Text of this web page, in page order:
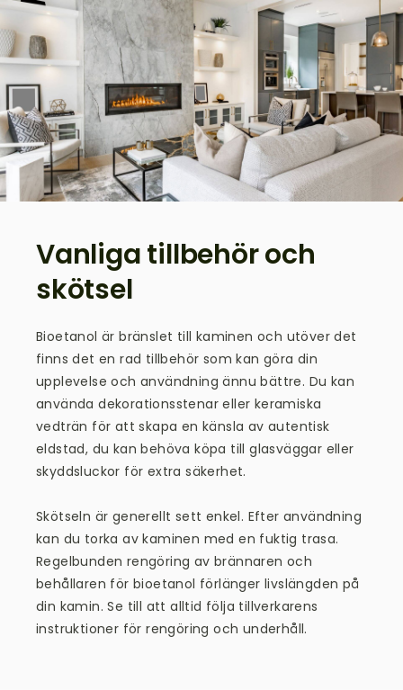
Vanliga tillbehör och
skötsel
Bioetanol är bränslet till kaminen och utöver det
finns det en rad tillbehör som kan göra din
upplevelse och användning ännu bättre. Du kan
använda dekorationsstenar eller keramiska
vedträn för att skapa en känsla av autentisk
eldstad, du kan behöva köpa till glasväggar eller
skyddsluckor för extra säkerhet.
Skötseln är generellt sett enkel. Efter användning
kan du torka av kaminen med en fuktig trasa.
Regelbunden rengöring av brännaren och
behållaren för bioetanol förlänger livslängden på
din kamin. Se till att alltid följa tillverkarens
instruktioner för rengöring och underhåll.